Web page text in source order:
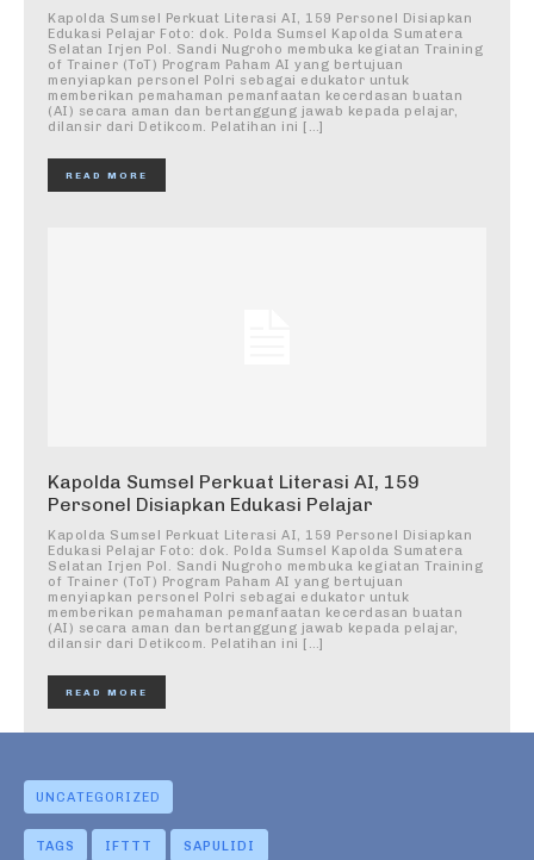
Kapolda Sumsel Perkuat Literasi AI, 159 Personel Disiapkan
Edukasi Pelajar Foto: dok. Polda Sumsel Kapolda Sumatera
Selatan Irjen Pol. Sandi Nugroho membuka kegiatan Training
of Trainer (ToT) Program Paham AI yang bertujuan
menyiapkan personel Polri sebagai edukator untuk
memberikan pemahaman pemanfaatan kecerdasan buatan
(AI) secara aman dan bertanggung jawab kepada pelajar,
dilansir dari Detikcom. Pelatihan ini […]
READ MORE
Kapolda Sumsel Perkuat Literasi AI, 159
Personel Disiapkan Edukasi Pelajar
Kapolda Sumsel Perkuat Literasi AI, 159 Personel Disiapkan
Edukasi Pelajar Foto: dok. Polda Sumsel Kapolda Sumatera
Selatan Irjen Pol. Sandi Nugroho membuka kegiatan Training
of Trainer (ToT) Program Paham AI yang bertujuan
menyiapkan personel Polri sebagai edukator untuk
memberikan pemahaman pemanfaatan kecerdasan buatan
(AI) secara aman dan bertanggung jawab kepada pelajar,
dilansir dari Detikcom. Pelatihan ini […]
READ MORE
UNCATEGORIZED
TAGS IFTTT SAPULIDI